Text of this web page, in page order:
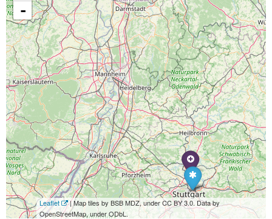
-
Leaflet
| Map tiles by BSB MDZ, under CC BY 3.0. Data by
OpenStreetMap, under ODbL.